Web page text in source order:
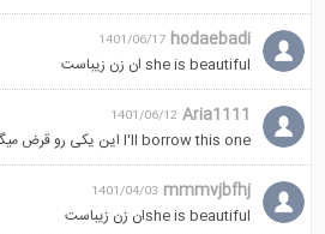
hodaebadi
1401/06/17
she is beautiful ان زن زیباست
Aria1111
1401/06/12
I'll borrow this one این یکی رو قرض میگیرم
mmmvjbfhj
1401/04/03
she is beautifulان زن زیباست